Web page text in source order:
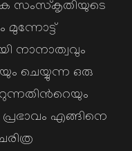
സംസ്കൃതിയുടെ
നാനാത്വവും
ചെയ്യുന്ന ഒരു
എങ്ങിനെ